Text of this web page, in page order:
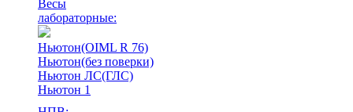
Весы
лабораторные:
Ньютон(OIML R 76)
Ньютон(без поверки)
Ньютон ЛС(ГЛС)
Ньютон 1